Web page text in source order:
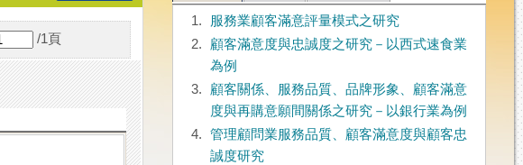
導
/1 頁
1.
服務業顧客滿意評量模式之研究
2.
顧客滿意度與忠誠度之研究－以西式速食業
為例
3.
顧客關係、服務品質、品牌形象、顧客滿意
度與再購意願間關係之研究－以銀行業為例
4.
管理顧問業服務品質、顧客滿意度與顧客忠
誠度研究